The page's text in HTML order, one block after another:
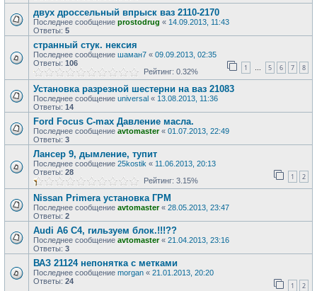
двух дроссельный впрыск ваз 2110-2170
Последнее сообщение prostodrug « 14.09.2013, 11:43
Ответы: 5
странный стук. нексия
Последнее сообщение шаман7 « 09.09.2013, 02:35
Ответы: 106 1 … 5 6 7 8
Рейтинг: 0.32%
Установка разрезной шестерни на ваз 21083
Последнее сообщение universal « 13.08.2013, 11:36
Ответы: 14
Ford Focus C-max Давление масла.
Последнее сообщение avtomaster« 01.07.2013, 22:49
Ответы: 3
Лансер 9, дымление, тупит
Последнее сообщение 25kostik « 11.06.2013, 20:13
Ответы: 28 1 2
Рейтинг: 3.15%
Nissan Primera установка ГРМ
Последнее сообщение avtomaster« 28.05.2013, 23:47
Ответы: 2
Audi A6 C4, гильзуем блок.!!!??
Последнее сообщение avtomaster« 21.04.2013, 23:16
Ответы: 3
ВАЗ 21124 непонятка с метками
Последнее сообщение morgan « 21.01.2013, 20:20
Ответы: 24 1 2